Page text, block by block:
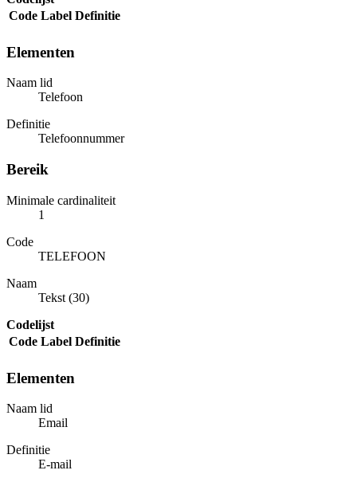
Code Label Definitie
Elementen
Naam lid
Telefoon
Definitie
Telefoonnummer
Bereik
Minimale cardinaliteit
1
Code
TELEFOON
Naam
Tekst (30)
Codelijst
Code Label Definitie
Elementen
Naam lid
Email
Definitie
E-mail